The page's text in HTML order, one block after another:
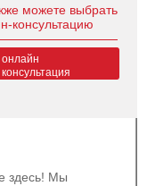
можете выбрать
консультацию
онлайн
консультация
здесь! Мы